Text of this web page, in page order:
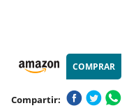
COMPRAR
Compartir: